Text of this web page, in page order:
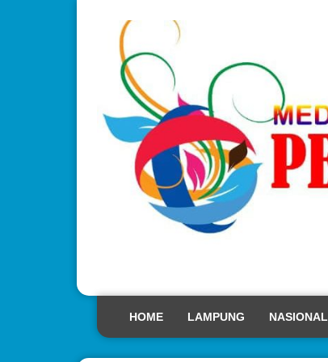
HOME LAMPUNG NASIONAL